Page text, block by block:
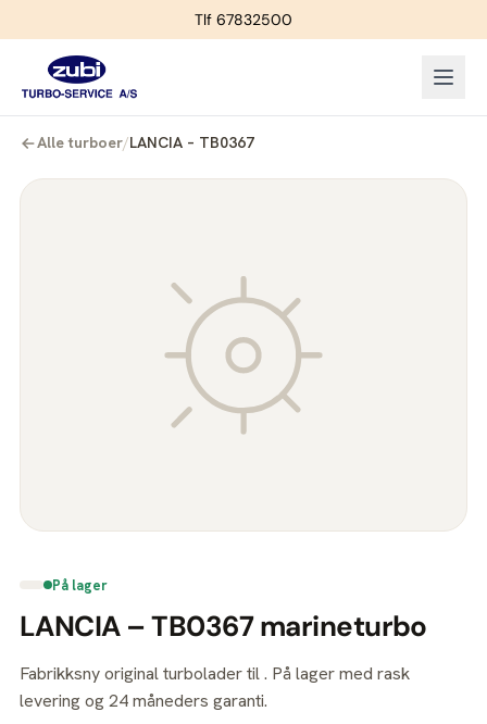
Tlf 67832500
Alle turboer/LANCIA – TB0367
På lager
LANCIA – TB0367 marineturbo
Fabrikksny original turbolader til . På lager med rask
levering og 24 måneders garanti.